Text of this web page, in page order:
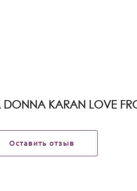
KARAN LOVE
Оставить отзыв